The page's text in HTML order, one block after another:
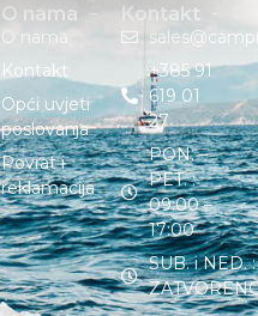
O nama
O nama
Kontakt
Opći uvjeti
poslovanja
Povrat i
reklamacija
Kontakt
+385 91
619 01
27
PON. –
PET. :
09:00 –
17:00
SUB. i NED. :